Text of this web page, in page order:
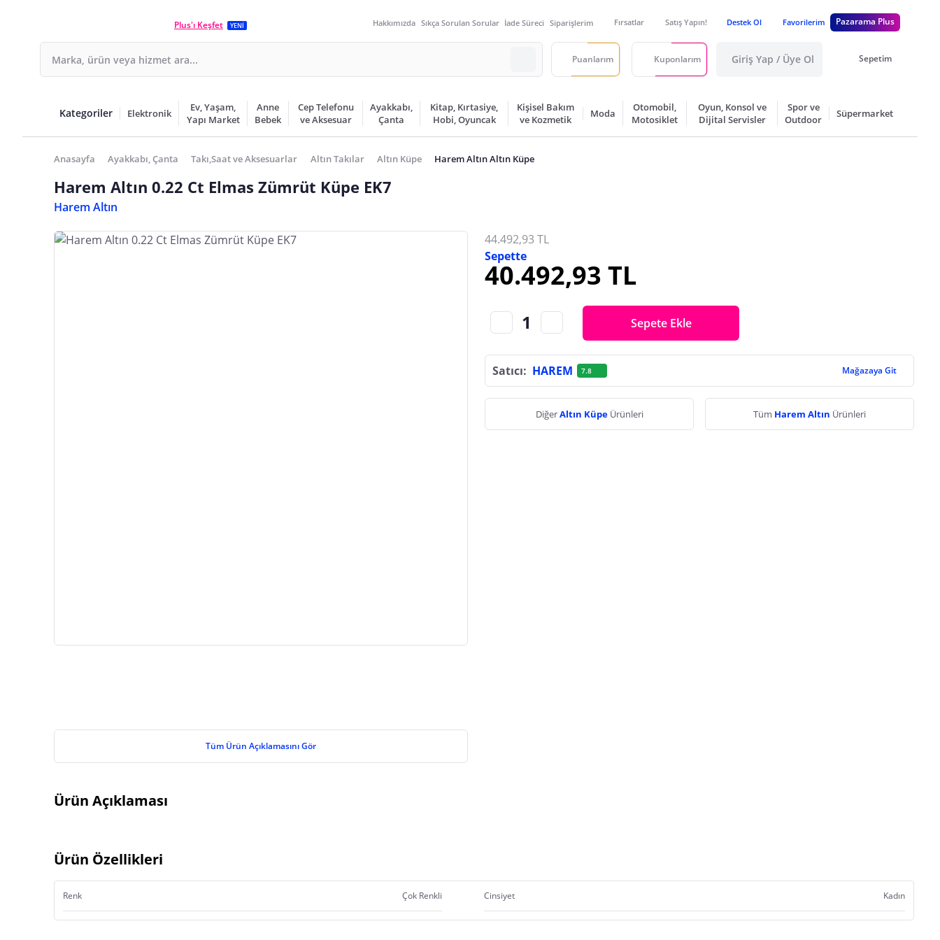
Plus'ı Keşfet YENİ Hakkımızda Sıkça Sorulan Sorular İade Süreci Siparişlerim Fırsatlar Satış Yapın! Destek Ol Favorilerim Pazarama Plus
Puanlarım Kuponlarım Giriş Yap / Üye Ol Sepetim
Kategoriler Elektronik
Ev, Yaşam,
Yapı Market
Anne
Bebek
Cep Telefonu
ve Aksesuar
Ayakkabı,
Çanta
Kitap, Kırtasiye,
Hobi, Oyuncak
Kişisel Bakım
ve Kozmetik
Moda
Otomobil,
Motosiklet
Oyun, Konsol ve
Dijital Servisler
Spor ve
Outdoor
Süpermarket
Anasayfa Ayakkabı, Çanta Takı,Saat ve Aksesuarlar Altın Takılar Altın Küpe Harem Altın Altın Küpe
Harem Altın 0.22 Ct Elmas Zümrüt Küpe EK7
Harem Altın
Tüm Ürün Açıklamasını Gör
44.492,93 TL
Sepette
40.492,93 TL
Sepete Ekle
Satıcı: HAREM 7.8 Mağazaya Git
DiğerAltın Küpe Ürünleri Tüm Harem Altın Ürünleri
Ürün Açıklaması
Ürün Özellikleri
Renk Çok Renkli Cinsiyet Kadın